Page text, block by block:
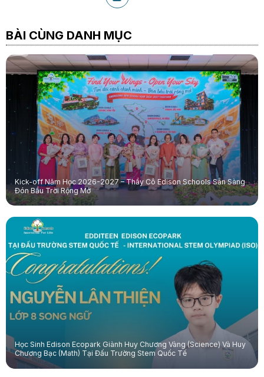
BÀI CÙNG DANH MỤC
Kick-off Năm Học 2026-2027 – Thầy Cô Edison Schools Sẵn Sàng
Đón Bầu Trời Rộng Mở
Học Sinh Edison Ecopark Giành Huy Chương Vàng (Science) Và Huy
Chương Bạc (Math) Tại Đấu Trường Stem Quốc Tế